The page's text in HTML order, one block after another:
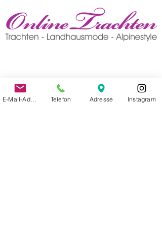
E-Mail-Adresse Telefon Adresse Instagram